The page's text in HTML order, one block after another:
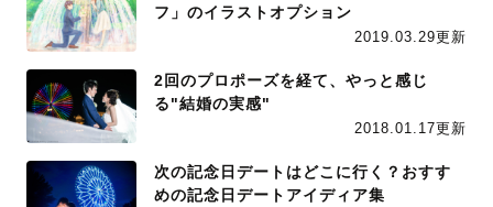
フ」のイラストオプション
2019.03.29更新
2回のプロポーズを経て、やっと感じ
る"結婚の実感"
2018.01.17更新
次の記念日デートはどこに行く？おすす
めの記念日デートアイディア集